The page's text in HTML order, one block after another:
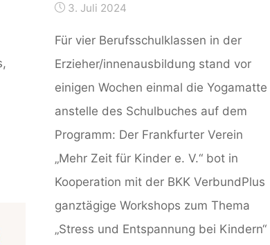
3. Juli 2024
Für vier Berufsschulklassen in der
Erzieher/innenausbildung stand vor
einigen Wochen einmal die Yogamatte
anstelle des Schulbuches auf dem
Programm: Der Frankfurter Verein
„Mehr Zeit für Kinder e. V.“ bot in
Kooperation mit der BKK VerbundPlus
ganztägige Workshops zum Thema
„Stress und Entspannung bei Kindern“